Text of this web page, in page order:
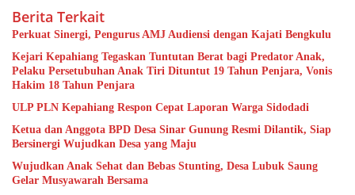
Berita Terkait
Perkuat Sinergi, Pengurus AMJ Audiensi dengan Kajati Bengkulu
Kejari Kepahiang Tegaskan Tuntutan Berat bagi Predator Anak,
Pelaku Persetubuhan Anak Tiri Dituntut 19 Tahun Penjara, Vonis
Hakim 18 Tahun Penjara
ULP PLN Kepahiang Respon Cepat Laporan Warga Sidodadi
Ketua dan Anggota BPD Desa Sinar Gunung Resmi Dilantik, Siap
Bersinergi Wujudkan Desa yang Maju
Wujudkan Anak Sehat dan Bebas Stunting, Desa Lubuk Saung
Gelar Musyawarah Bersama